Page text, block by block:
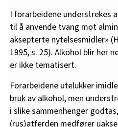
I forarbeidene understrekes
til å anvende tvang mot
aksepterte nytelsesmidler»
1995, s. 25). Alkohol blir her
er ikke tematisert.
Forarbeidene utelukker
bruk av alkohol, men
i slike sammenhenger
(rus)atferden medfører